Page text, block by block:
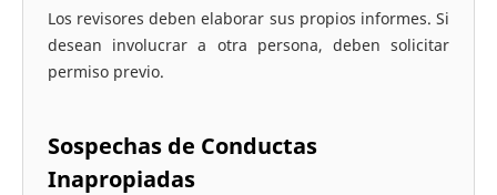
Los revisores deben elaborar sus propios informes. Si
desean involucrar a otra persona, deben solicitar
permiso previo.
Sospechas de Conductas
Inapropiadas